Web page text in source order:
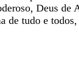
Deus de
de tudo e